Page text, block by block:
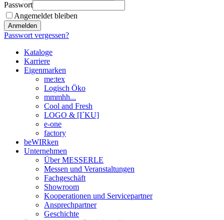
Passwort
Angemeldet bleiben
Anmelden
Passwort vergessen?
Kataloge
Karriere
Eigenmarken
me:tex
Logisch Öko
mmmhh...
Cool and Fresh
LOGO & [I´KU]
e-one
factory
beWIRken
Unternehmen
Über MESSERLE
Messen und Veranstaltungen
Fachgeschäft
Showroom
Kooperationen und Servicepartner
Ansprechpartner
Geschichte